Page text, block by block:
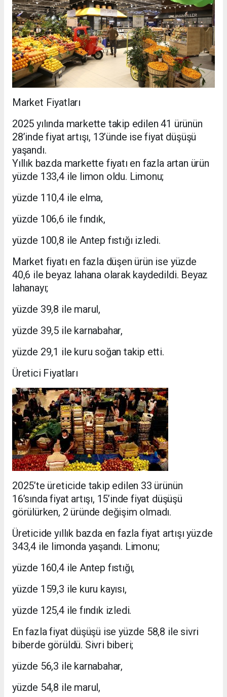
Market Fiyatları
2025 yılında markette takip edilen 41 ürünün
28’inde fiyat artışı, 13’ünde ise fiyat düşüşü
yaşandı.
Yıllık bazda markette fiyatı en fazla artan ürün
yüzde 133,4 ile limon oldu. Limonu;
yüzde 110,4 ile elma,
yüzde 106,6 ile fındık,
yüzde 100,8 ile Antep fıstığı izledi.
Market fiyatı en fazla düşen ürün ise yüzde
40,6 ile beyaz lahana olarak kaydedildi. Beyaz
lahanayı;
yüzde 39,8 ile marul,
yüzde 39,5 ile karnabahar,
yüzde 29,1 ile kuru soğan takip etti.
Üretici Fiyatları
2025’te üreticide takip edilen 33 ürünün
16’sında fiyat artışı, 15’inde fiyat düşüşü
görülürken, 2 üründe değişim olmadı.
Üreticide yıllık bazda en fazla fiyat artışı yüzde
343,4 ile limonda yaşandı. Limonu;
yüzde 160,4 ile Antep fıstığı,
yüzde 159,3 ile kuru kayısı,
yüzde 125,4 ile fındık izledi.
En fazla fiyat düşüşü ise yüzde 58,8 ile sivri
biberde görüldü. Sivri biberi;
yüzde 56,3 ile karnabahar,
yüzde 54,8 ile marul,